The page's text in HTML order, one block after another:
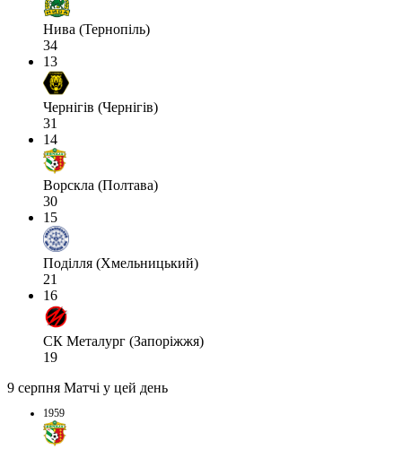
Нива (Тернопіль)
34
13
Чернігів (Чернігів)
31
14
Ворскла (Полтава)
30
15
Поділля (Хмельницький)
21
16
СК Металург (Запоріжжя)
19
9 серпня Матчі у цей день
1959